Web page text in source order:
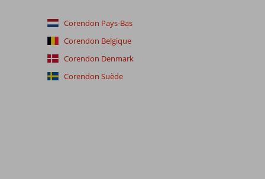
Corendon Pays-Bas
Corendon Belgique
Corendon Denmark
Corendon Suède